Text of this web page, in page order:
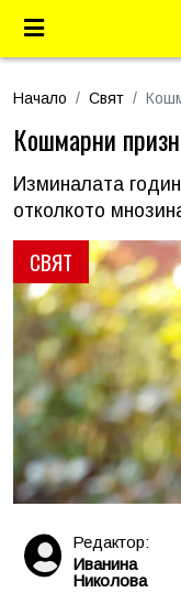
Начало Свят
СВЯТ
Кошмарни
Изминалата
отколкото
Редактор:
Иванина
Николова